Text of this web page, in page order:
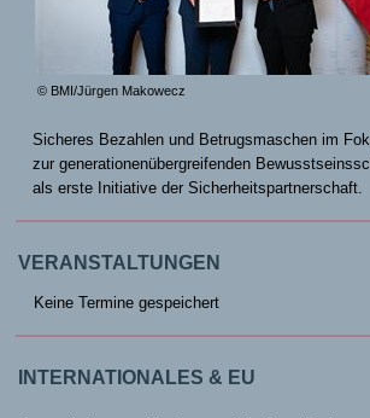
© BMI/Jürgen Makowecz
Sicheres Bezahlen und Betrugsmaschen im
zur generationenübergreifenden
als erste Initiative der Sicherheitspartnerschaft.
VERANSTALTUNGEN
Keine Termine gespeichert
INTERNATIONALES & EU